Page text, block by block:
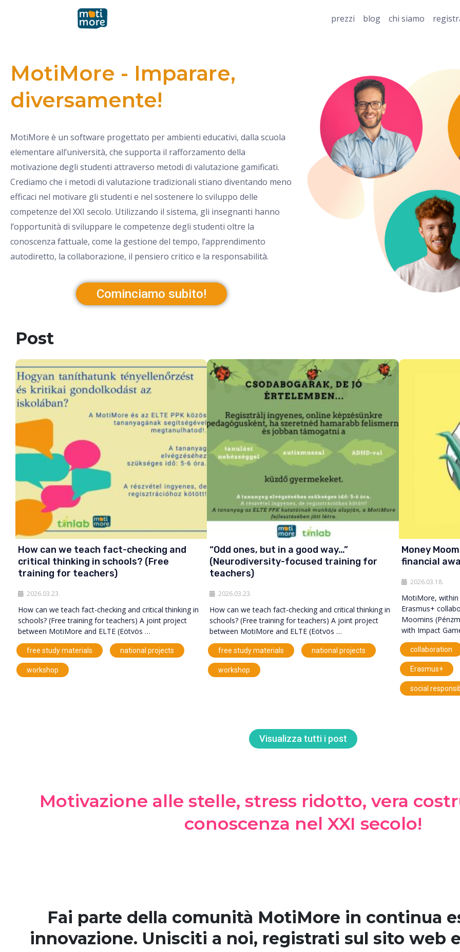
prezzi blog chi siamo
MotiMore - Imparare,
diversamente!
MotiMore è un software progettato per ambienti educativi, dalla scuola
elementare all’università, che supporta il rafforzamento della
motivazione degli studenti attraverso metodi di valutazione gamificati.
Crediamo che i metodi di valutazione tradizionali stiano diventando meno
efficaci nel motivare gli studenti e nel sostenere lo sviluppo delle
competenze del XXI secolo. Utilizzando il sistema, gli insegnanti hanno
l’opportunità di sviluppare le competenze degli studenti oltre la
conoscenza fattuale, come la gestione del tempo, l’apprendimento
autodiretto, la collaborazione, il pensiero critico e la responsabilità.
Cominciamo subito!
Post
How can we teach fact-checking and
critical thinking in schools? (Free
training for teachers)
2026.03.23.
How can we teach fact-checking and critical thinking in
schools? (Free training for teachers) A joint project
between MotiMore and ELTE (Eötvös …
free study materials national projects
workshop
“Odd ones, but in a good way…”
(Neurodiversity-focused training for
teachers)
2026.03.23.
How can we teach fact-checking and critical thinking in
schools? (Free training for teachers) A joint project
between MotiMore and ELTE (Eötvös …
free study materials national projects
workshop
Money
financial
2026.03.18.
MotiMore,
Erasmus+
Moomins
with Impact
collaboration
Erasmus+
social
Visualizza tutti i post
Motivazione alle stelle, stress ridotto, vera
conoscenza nel XXI secolo!
Fai parte della comunità MotiMore in continua
innovazione. Unisciti a noi, registrati sul sito web